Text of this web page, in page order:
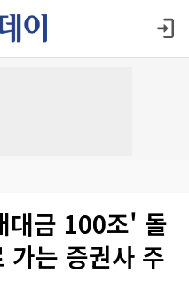
대금 100조' 돌
는 증권사 주